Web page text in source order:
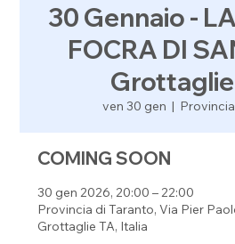
30 Gennaio -
FOCRA DI
ven 30 gen
  |
COMING SOON
30 gen 2026, 20:00 – 22:00
Provincia di Taranto, Via Pier
Grottaglie TA, Italia